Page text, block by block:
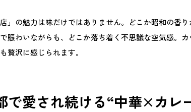
店」の魅力は味だけではありません。どこか昭和の香
賑わいながらも、どこか落ち着く不思議な空気感。
贅沢に感じられます。
で愛され続ける“中華×カレ